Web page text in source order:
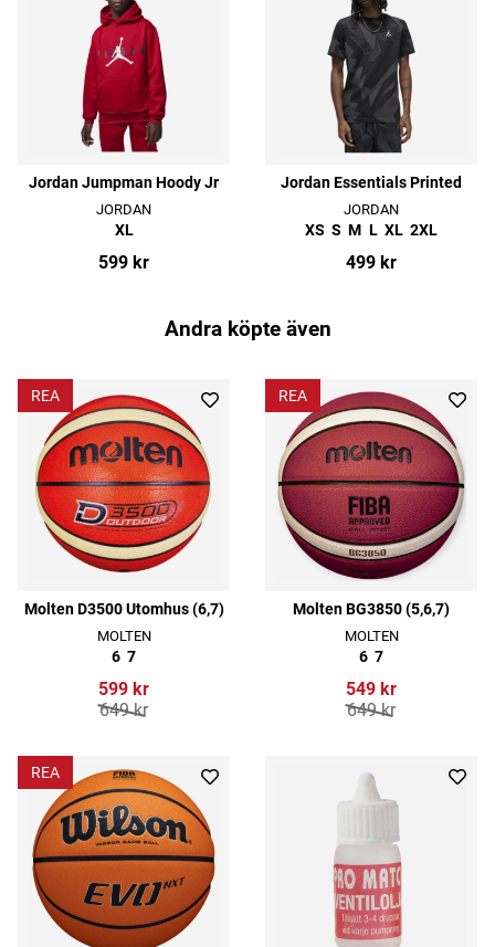
Jordan Jumpman Hoody Jr
JORDAN
XL
599 kr
Jordan Essentials Printed
JORDAN
XS S M L XL 2XL
499 kr
Andra köpte även
REA
Molten D3500 Utomhus (6,7)
MOLTEN
6 7
599 kr
649 kr
REA
Molten BG3850 (5,6,7)
MOLTEN
6 7
549 kr
649 kr
REA